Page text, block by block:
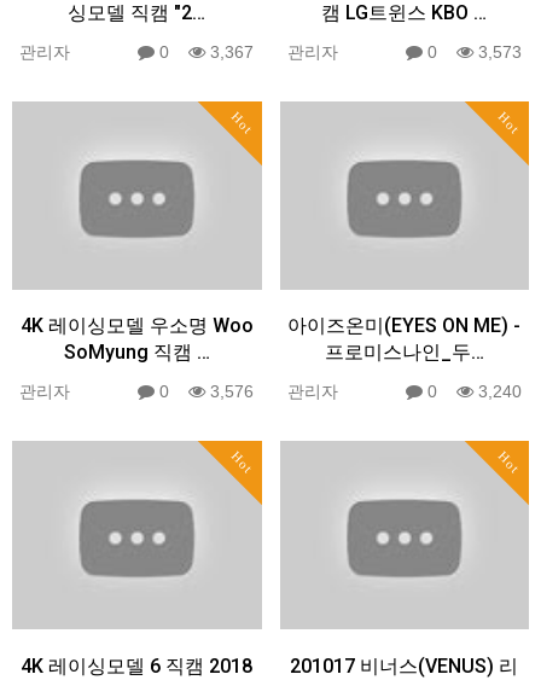
싱모델 직캠 "2…
관리자 0 3,367
캠 LG트윈스 KBO …
관리자 0 3,573
Hot
4K 레이싱모델 우소명 Woo
SoMyung 직캠 …
관리자 0 3,576
Hot
아이즈온미(EYES ON ME) -
프로미스나인_두…
관리자 0 3,240
Hot
4K 레이싱모델 6 직캠 2018
Hot
201017 비너스(VENUS) 리